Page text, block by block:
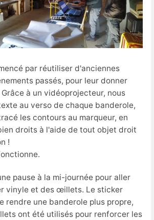
par réutiliser d'anciennes
passés, pour leur donner
à un vidéoprojecteur, nous
au verso de chaque banderole,
les contours au marqueur, en
droits à l'aide de tout objet droit
!
pause à la mi-journée pour aller
vinyle et des œillets. Le sticker
rendre une banderole plus propre,
ont été utilisés pour renforcer les